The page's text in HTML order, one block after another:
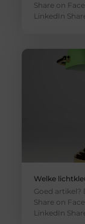
Share on
LinkedIn
Welke
Goed artikel?
Share on
LinkedIn